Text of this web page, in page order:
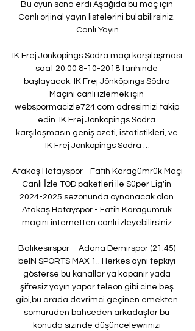
Bu oyun sona erdi Aşağıda bu maç için
Canlı orjinal yayın listelerini bulabilirsiniz.
Canlı Yayın
IK Frej Jönköpings Södra maçı karşılaşması
saat 20:00 8-10-2018 tarihinde
başlayacak. IK Frej Jönköpings Södra
Maçını canlı izlemek için
webspormacizle724.com adresimizi takip
edin. IK Frej Jönköpings Södra
karşılaşmasın geniş özeti, istatistikleri, ve
IK Frej Jönköpings Södra …
Atakaş Hatayspor - Fatih Karagümrük Maçı
Canlı İzle TOD paketleri ile Süper Lig'in
2024-2025 sezonunda oynanacak olan
Atakaş Hatayspor - Fatih Karagümrük
maçını internetten canlı izleyebilirsiniz.
Balıkesirspor – Adana Demirspor (21.45)
beIN SPORTS MAX 1.. Herkes aynı tepkiyi
gösterse bu kanallar ya kapanır yada
şifresiz yayın yapar teleon gibi cine beş
gibi,bu arada devrimci geçinen emekten
sömürüden bahseden arkadaşlar bu
konuda sizinde düşüncelewrinizi